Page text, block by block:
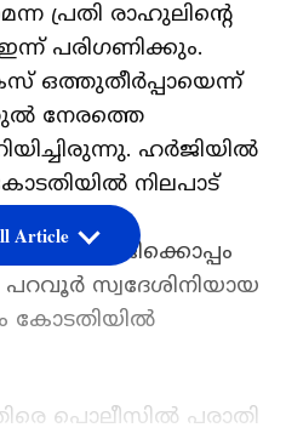
പ്രതി രാഹുലിന്‍റെ
പരിഗണിക്കും.
ഒത്തുതീർപ്പായെന്ന്
നേരത്തെ
ഹർജിയിൽ
നിലപാട്
ഹർജിക്കൊപ്പം
സ്വദേശിനിയായ
കോടതിയിൽ
പൊലീസിൽ പരാതി
Article